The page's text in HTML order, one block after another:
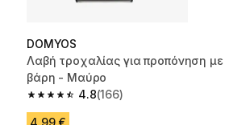
DOMYOS
Λαβή τροχαλίας για προπόνηση με
βάρη - Μαύρο
4.8
4.8 out of 5 stars from 166 reviews
(166)
4,99 €